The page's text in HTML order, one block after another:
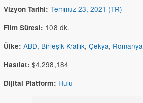
Vizyon Tarihi: Temmuz 23, 2021 (TR)
Film Süresi: 108 dk.
Ülke: ABD, Birleşik Krallık, Çekya, Romanya
Hasılat: $4,298,184
Dijital Platform: Hulu